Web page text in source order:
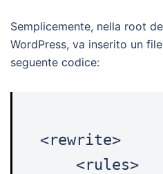
Semplicemente, nella root
WordPress, va inserito un
seguente codice:
<rewrite>
    <rules>